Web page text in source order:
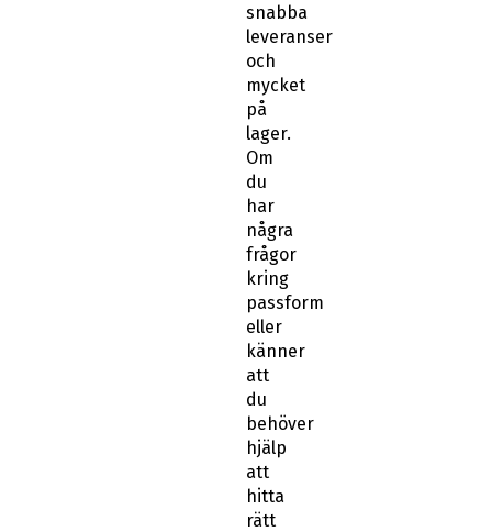
snabba
leveranser
och
mycket
på
lager.
Om
du
har
några
frågor
kring
passform
eller
känner
att
du
behöver
hjälp
att
hitta
rätt